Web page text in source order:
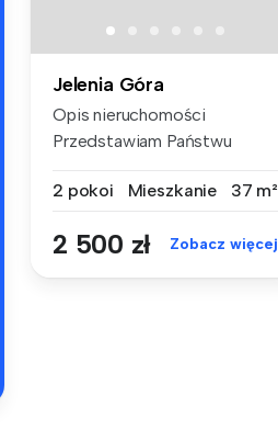
Jelenia Góra
Opis nieruchomości
Przedstawiam Państwu
2 pokoi
Mieszkanie 37 m²
2 500 zł Zobacz więcej